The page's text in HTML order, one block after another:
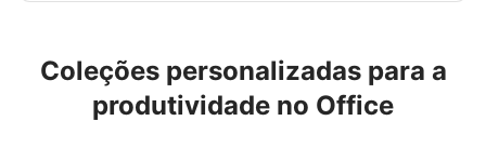
Coleções personalizadas para a
produtividade no Office